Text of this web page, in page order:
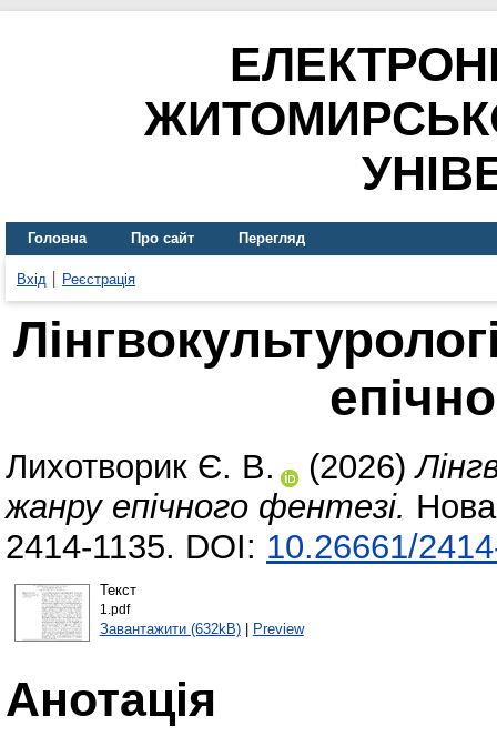
Головна Про сайт Перегляд
Вхід Реєстрація
Лихотворик Є. В. (2026)
жанру епічного фентезі.
2414-1135. DOI: 10.26661/
Текст
1.pdf
Завантажити (632kB)| Preview
Анотація